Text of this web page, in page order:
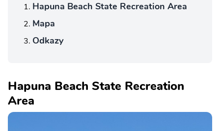
Hapuna Beach State Recreation Area
Mapa
Odkazy
Hapuna Beach State Recreation
Area